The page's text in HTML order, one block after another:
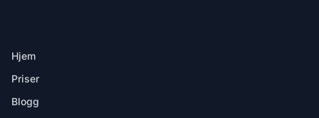
Hjem
Priser
Blogg